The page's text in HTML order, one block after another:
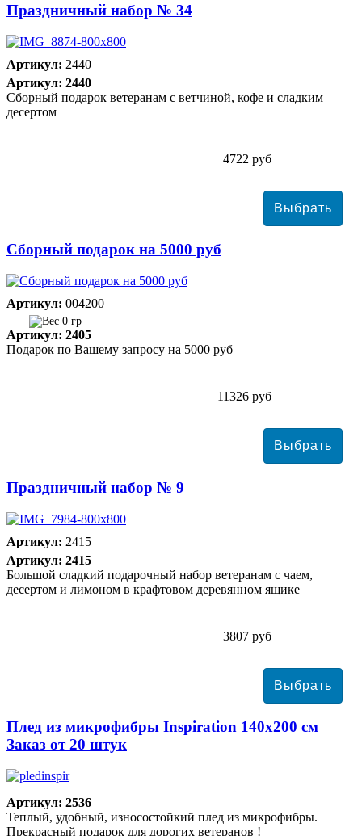
Праздничный набор № 34
Артикул: 2440
Артикул: 2440
Сборный подарок ветеранам с ветчиной, кофе и сладким
десертом
4722 руб
Сборный подарок на 5000 руб
Артикул: 004200
0 гр
Артикул: 2405
Подарок по Вашему запросу на 5000 руб
11326 руб
Праздничный набор № 9
Артикул: 2415
Артикул: 2415
Большой сладкий подарочный набор ветеранам с чаем,
десертом и лимоном в крафтовом деревянном ящике
3807 руб
Плед из микрофибры Inspiration 140х200 см
Заказ от 20 штук
Артикул: 2536
Теплый, удобный, износостойкий плед из микрофибры.
Прекрасный подарок для дорогих ветеранов !